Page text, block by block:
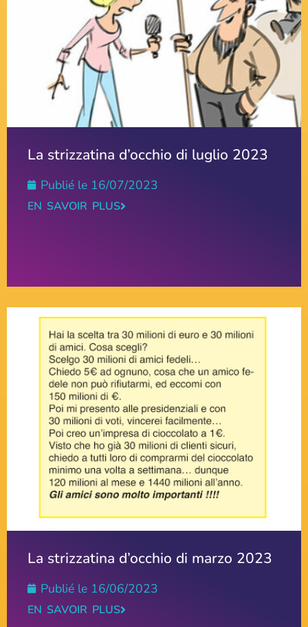
La strizzatina d’occhio di luglio 2023
Publié le 16/07/2023
EN SAVOIR PLUS
La strizzatina d’occhio di marzo 2023
Publié le 16/06/2023
EN SAVOIR PLUS